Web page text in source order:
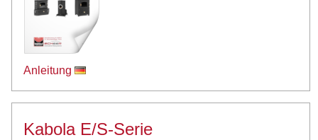
Anleitung
Kabola E/S-Serie